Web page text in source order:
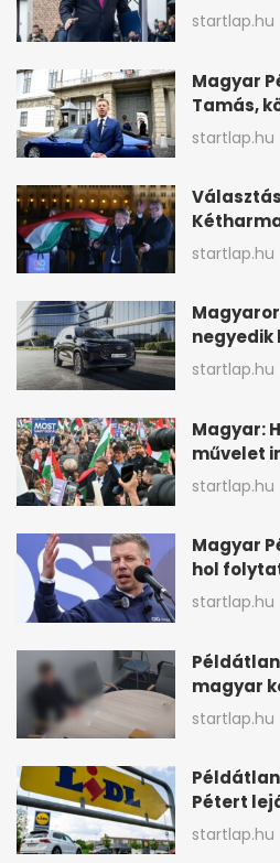
startlap.hu
Magyar
Tamás,
Viktor
közben
startlap.hu
mutatjuk,
a
startlap.hu
a Chery
startlap.hu
Magyar:
művelet
ellen a
hét
startlap.hu
Magyar
hol
nyeri a
startlap.hu
magyar
képekben
startlap.hu
Pétert
Lidlnek
kellett -
startlap.hu